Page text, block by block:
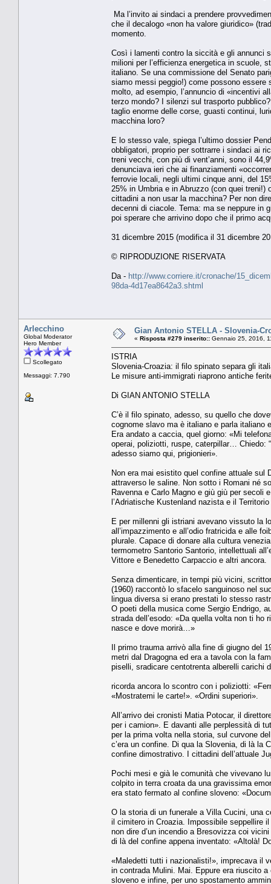
Ma l’invito ai sindaci a prendere
che il decalogo «non ha valore giuridico»
momento.
Così i lamenti contro la siccità e gli annunci
milioni per l’efficienza energetica in scuole,
italiano. Se una commissione del Senato
siamo messi peggio!) come possono
molto, ad esempio, l’annuncio di «incentivi
terzo mondo? I silenzi sul trasporto
taglio enorme delle corse, guasti continui,
macchina loro?
E lo stesso vale, spiega l’ultimo dossier
obbligatori, proprio per sottrarre i sindaci ai
treni vecchi, con più di vent’anni, sono il
denunciava ieri che ai finanziamenti
ferrovie locali, negli ultimi cinque anni, del
25% in Umbria e in Abruzzo (con quei
cittadini a non usar la macchina? Per non
decenni di ciacole. Tema: ma se neppure in
poi sperare che arrivino dopo che il primo
31 dicembre 2015 (modifica il 31 dicembre
© RIPRODUZIONE RISERVATA
Da - http://www.corriere.it/cronache/
98da-4d17ea8642a3.shtml
Arlecchino
Global Moderator
Hero Member
Scollegato
Messaggi: 7.790
Gian Antonio STELLA - Slovenia-
« Risposta #279 inserito:: Gennaio 25, 2016,
ISTRIA
Slovenia-Croazia: il filo spinato separa gli
Le misure anti-immigrati riaprono antiche
Di GIAN ANTONIO STELLA
C’è il filo spinato, adesso, su quello che
cognome slavo ma è italiano e parla italiano
Era andato a caccia, quel giorno: «Mi
operai, poliziotti, ruspe, caterpillar… Chiedo:
adesso siamo qui, prigionieri».
Non era mai esistito quel confine attuale sul
attraverso le saline. Non sotto i Romani né
Ravenna e Carlo Magno e giù giù per secoli
l’Adriatische Kustenland nazista e il
E per millenni gli istriani avevano vissuto la
all’impazzimento e all’odio fratricida e alle
plurale. Capace di donare alla cultura
termometro Santorio Santorio, intellettuali
Vittore e Benedetto Carpaccio e altri ancora.
Senza dimenticare, in tempi più vicini,
(1960) raccontò lo sfacelo sanguinoso nel
lingua diversa si erano prestati lo stesso
O poeti della musica come Sergio Endrigo,
strada dell’esodo: «Da quella volta non ti
nasce e dove morirà…»
Il primo trauma arrivò alla fine di giugno del
metri dal Dragogna ed era a tavola con la
piselli, sradicare centotrenta alberelli carichi
ricorda ancora lo scontro con i poliziotti:
«Mostratemi le carte!». «Ordini superiori».
All’arrivo dei cronisti Matia Potocar, il
per i camion». E davanti alle perplessità di
per la prima volta nella storia, sul curvone
c’era un confine. Di qua la Slovenia, di là la
confine dimostrativo. I cittadini dell’attuale
Pochi mesi e già le comunità che vivevano
colpito in terra croata da una gravissima
era stato fermato al confine sloveno:
O la storia di un funerale a Villa Cucini, una
il cimitero in Croazia. Impossibile seppellire
non dire d’un incendio a Bresovizza coi
di là del confine appena inventato: «Altolà!
«Maledetti tutti i nazionalisti!», imprecava il
in contrada Mulini. Mai. Eppure era riuscito
sloveno e infine, per uno spostamento